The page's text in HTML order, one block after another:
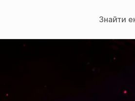
Знайти